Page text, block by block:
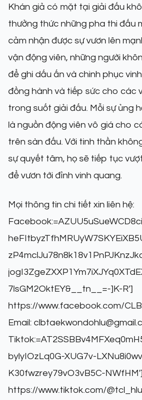
Khán giả có mặt tại giải đấu
thưởng thức những pha thi đấu
cảm nhận được sự vươn lên
vận động viên, những người
để ghi dấu ấn và chinh phục
đồng hành và tiếp sức cho các
trong suốt giải đấu. Mỗi sự ủng
là nguồn động viên vô giá cho
trên sàn đấu. Với tinh thần
sự quyết tâm, họ sẽ tiếp tục
để vươn tới đỉnh vinh quang.
Mọi thông tin chi tiết xin liên hệ:
Facebook:
7lsGM2OktEY&__tn__=-]K-R']
https://www.facebook.com/
Email:
Tiktok:
bylyIOzLq0G-XUG7v-
K30fwzrey79vO3vB5C-NWfHM']
https://www.tiktok.com/